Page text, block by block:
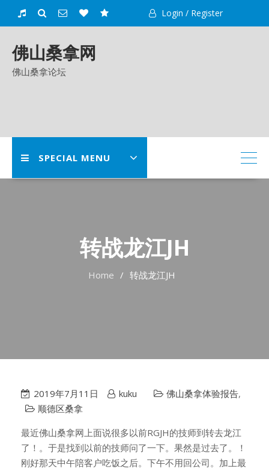
Login / Register
佛山桑拿网
佛山桑拿论坛
SPECIAL MENU
转战龙江JH
Home 转战龙江JH
2019年7月11日 kuku 佛山桑拿体验报告,
顺德区桑拿
最近佛山桑拿网上面说很多以前RGJH的技师到转去龙江
了！。于是找到以前的技师问了一下。果然是过去了。！
刚好那天中午陪客户吃饭之后。下午不用回公司。加上最